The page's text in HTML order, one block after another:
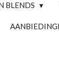
BLENDS